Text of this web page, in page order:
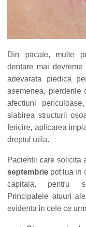
Din pacate, multe
dentare mai
adevarata piedica
asemenea, pierderile
afectiuni
slabirea structurii
fericire, aplicarea
dreptul utila.
Pacientii care solicita
septembrie pot lua in
capitala, pentru
Principalele atuuri
evidenta in cele ce